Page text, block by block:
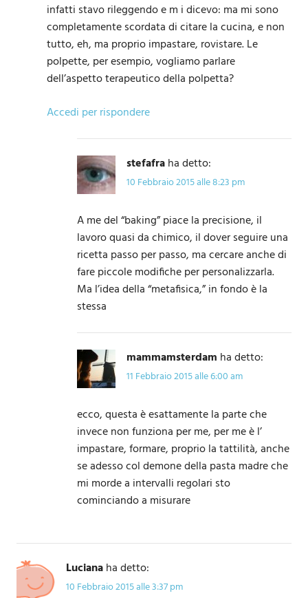
infatti stavo rileggendo e m i dicevo: ma mi sono
completamente scordata di citare la cucina, e non
tutto, eh, ma proprio impastare, rovistare. Le
polpette, per esempio, vogliamo parlare
dell’aspetto terapeutico della polpetta?
Accedi per rispondere
stefafraha detto:
10 Febbraio 2015 alle 8:23 pm
A me del “baking” piace la precisione, il
lavoro quasi da chimico, il dover seguire una
ricetta passo per passo, ma cercare anche di
fare piccole modifiche per personalizzarla.
Ma l’idea della “metafisica,” in fondo è la
stessa
mammamsterdam ha detto:
11 Febbraio 2015 alle 6:00 am
ecco, questa è esattamente la parte che
invece non funziona per me, per me è l’
impastare, formare, proprio la tattilità, anche
se adesso col demone della pasta madre che
mi morde a intervalli regolari sto
cominciando a misurare
Lucianaha detto:
10 Febbraio 2015 alle 3:37 pm